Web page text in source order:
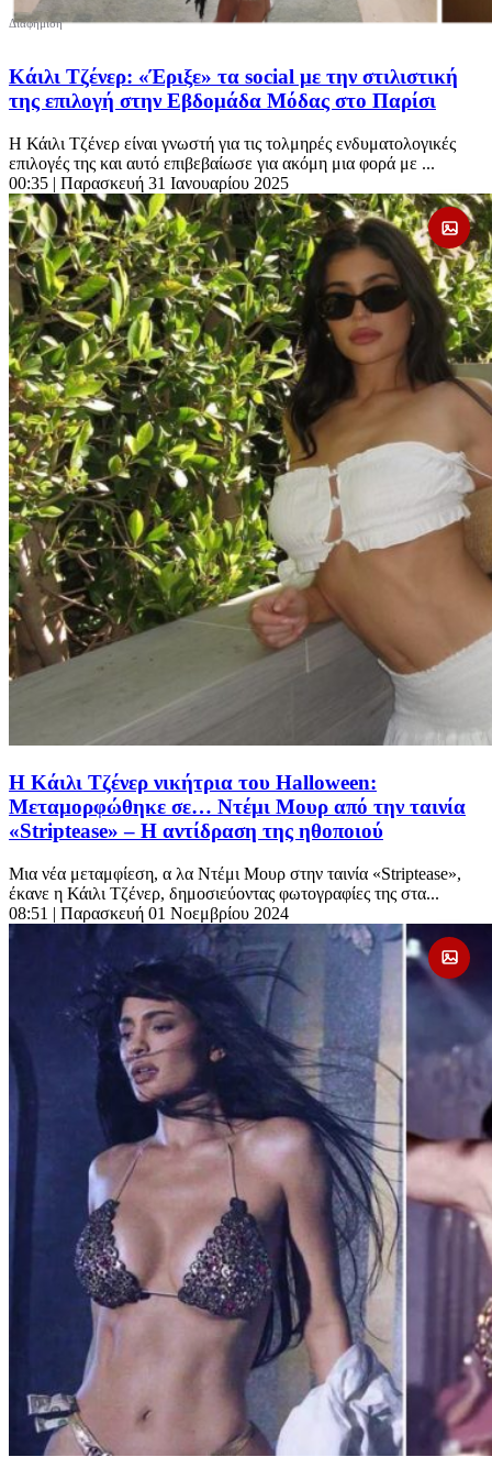
Κάιλι Τζένερ: «Έριξε» τα social με την στιλιστική
της επιλογή στην Εβδομάδα Μόδας στο Παρίσι
Η Κάιλι Τζένερ είναι γνωστή για τις τολμηρές ενδυματολογικές
επιλογές της και αυτό επιβεβαίωσε για ακόμη μια φορά με ...
00:35 | Παρασκευή 31 Ιανουαρίου 2025
Η Κάιλι Τζένερ νικήτρια του Halloween:
Μεταμορφώθηκε σε… Ντέμι Μουρ από την ταινία
«Striptease» – Η αντίδραση της ηθοποιού
Μια νέα μεταμφίεση, α λα Ντέμι Μουρ στην ταινία «Striptease»,
έκανε η Κάιλι Τζένερ, δημοσιεύοντας φωτογραφίες της στα...
08:51 | Παρασκευή 01 Νοεμβρίου 2024